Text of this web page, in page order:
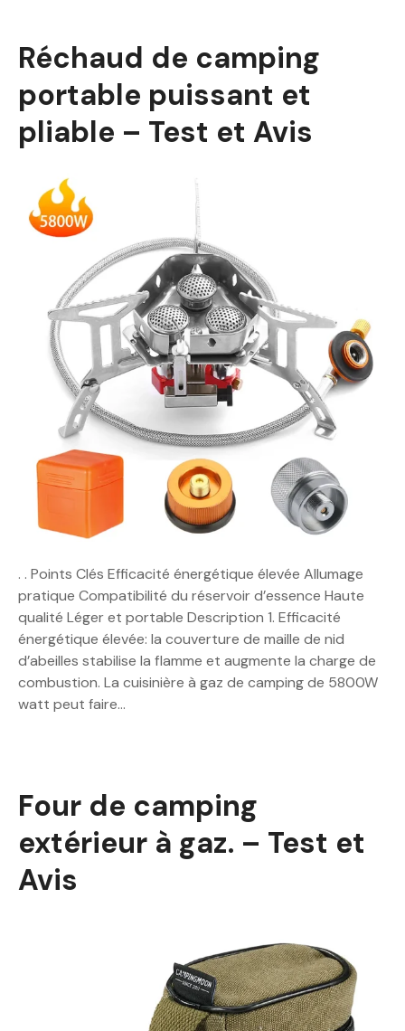
Réchaud de camping
portable puissant et
pliable – Test et Avis
. . Points Clés Efficacité énergétique élevée Allumage
pratique Compatibilité du réservoir d’essence Haute
qualité Léger et portable Description 1. Efficacité
énergétique élevée: la couverture de maille de nid
d’abeilles stabilise la flamme et augmente la charge de
combustion. La cuisinière à gaz de camping de 5800W
watt peut faire…
Four de camping
extérieur à gaz. – Test et
Avis